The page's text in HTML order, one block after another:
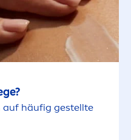
auf häufig gestellte